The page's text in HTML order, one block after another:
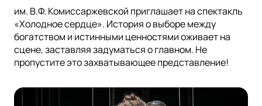
им. В.Ф. Комиссаржевской приглашает на спектакль
«Холодное сердце». История о выборе между
богатством и истинными ценностями оживает на
сцене, заставляя задуматься о главном. Не
пропустите это захватывающее представление!